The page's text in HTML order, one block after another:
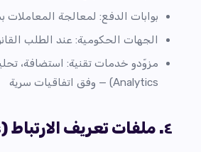
بوابات الدفع: لمعالجة
الجهات الحكومية: عند الطلب
Analytics) — وفق اتفاقيات سرية
٤. ملفات تعريف الارتباط (Cookies)